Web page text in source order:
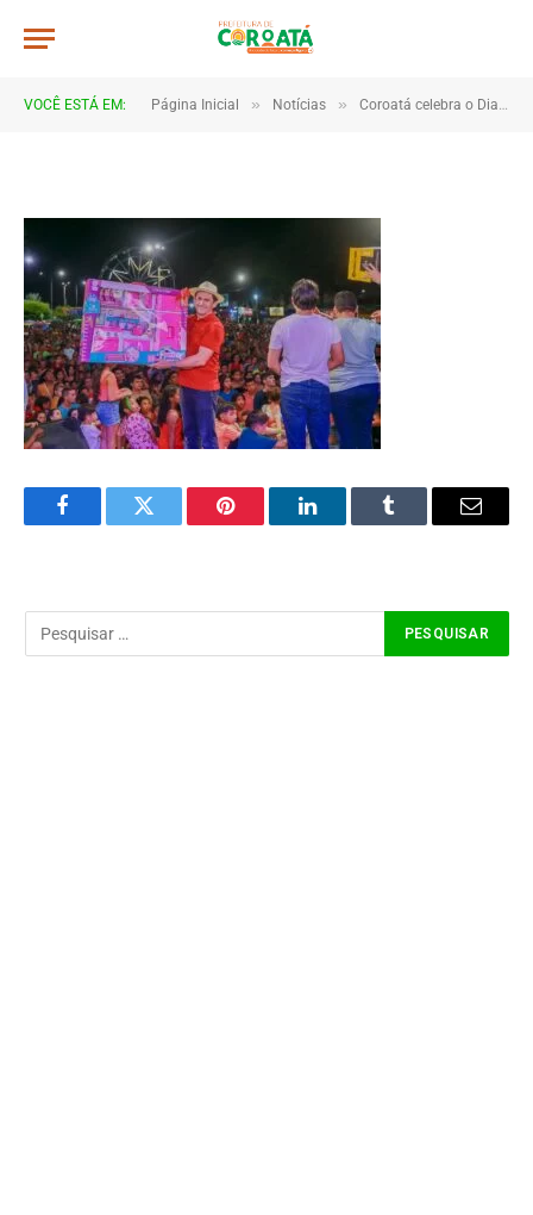
VOCÊ ESTÁ EM: Página Inicial » Notícias » Coroatá celebra o Dia das Crianças com evento repleto de diversão e alegria
A045
FacebookTwitter Pinterest LinkedInTumblr Email